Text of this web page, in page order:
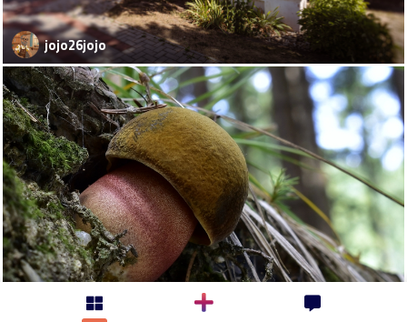
jojo26jojo
kosaristan-milan